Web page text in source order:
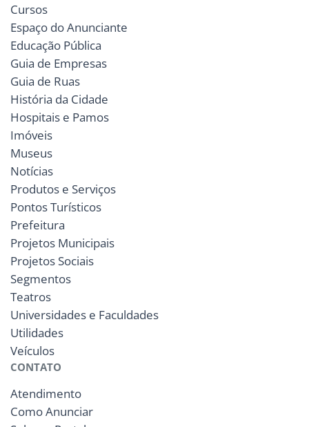
Cursos
Espaço do Anunciante
Educação Pública
Guia de Empresas
Guia de Ruas
História da Cidade
Hospitais e Pamos
Imóveis
Museus
Notícias
Produtos e Serviços
Pontos Turísticos
Prefeitura
Projetos Municipais
Projetos Sociais
Segmentos
Teatros
Universidades e Faculdades
Utilidades
Veículos
CONTATO
Atendimento
Como Anunciar